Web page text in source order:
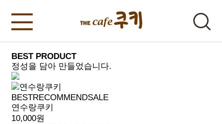
BEST PRODUCT
정성을 담아 만들었습니다.
BESTRECOMMENDSALE
연수랑쿠키
10,000원